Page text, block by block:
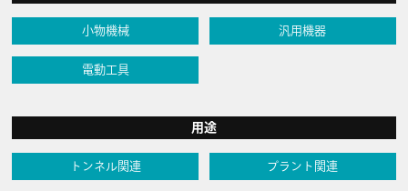
小物機械 汎用機器
電動工具
用途
トンネル関連 プラント関連